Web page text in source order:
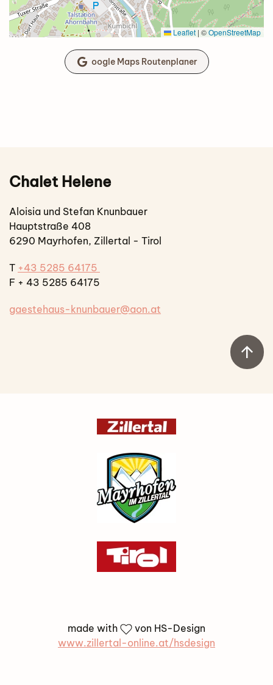
Leaflet | ©OpenStreetMap
oogle Maps Routenplaner
Chalet Helene
Aloisia und Stefan Knunbauer
Hauptstraße 408
6290 Mayrhofen, Zillertal - Tirol
T +43 5285 64175
F + 43 5285 64175
gaestehaus-knunbauer@aon.at
made with
von HS-Design
www.zillertal-online.at/hsdesign